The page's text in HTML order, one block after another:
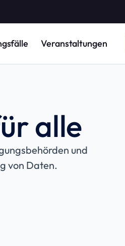
Veranstaltungen
alle
und
von Daten.